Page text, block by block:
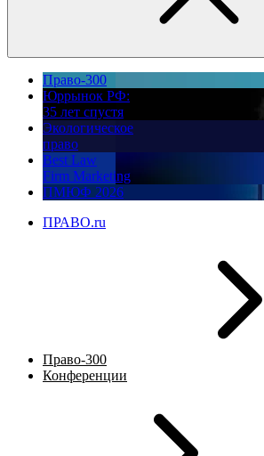
Право-300
Юррынок РФ:
35 лет спустя
Экологическое
право
Best Law
Firm Marketing
ПМЮФ 2026
ПРАВО.ru
Право-300
Конференции